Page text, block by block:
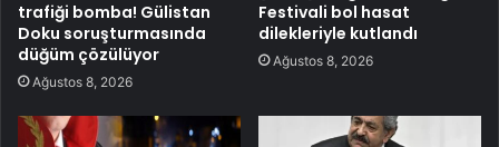
trafiği bomba! Gülistan
Doku soruşturmasında
düğüm çözülüyor
Ağustos 8, 2026
Festivali bol hasat
dilekleriyle kutlandı
Ağustos 8, 2026